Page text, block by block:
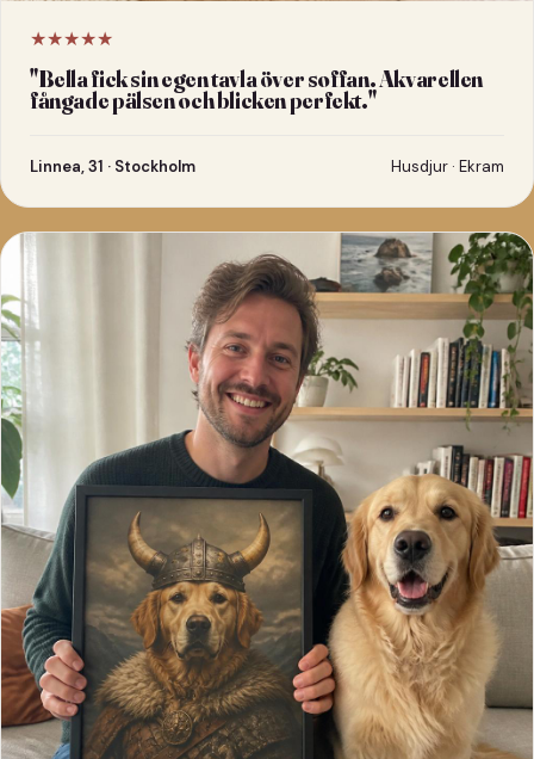
★★★★★
"Bella fick sin egen tavla över soffan. Akvarellen
fångade pälsen och blicken perfekt."
Linnea, 31 · Stockholm Husdjur · Ekram